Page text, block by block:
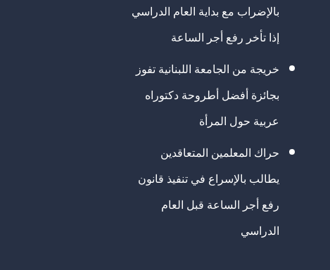
بالإضراب مع بداية العام الدراسي
إذا تأخر رفع أجر الساعة
خريجة من الجامعة اللبنانية تفوز
بجائزة أفضل أطروحة دكتوراه
عربية حول المرأة
حراك المعلمين المتعاقدين
يطالب بالإسراع في تنفيذ قانون
رفع أجر الساعة قبل العام
الدراسي